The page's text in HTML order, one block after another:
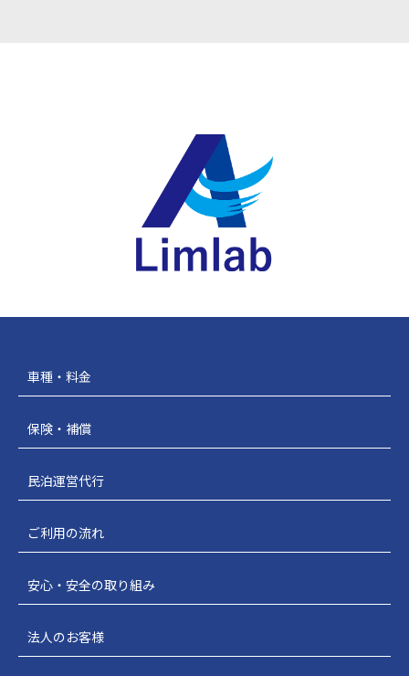
車種・料金
保険・補償
民泊運営代行
ご利用の流れ
安心・安全の取り組み
法人のお客様